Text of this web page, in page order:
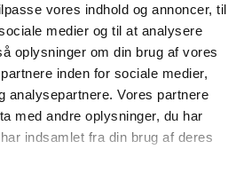
vores indhold og annoncer, til
medier og til at analysere
oplysninger om din brug af vores
inden for sociale medier,
analysepartnere. Vores partnere
med andre oplysninger, du har
indsamlet fra din brug af deres